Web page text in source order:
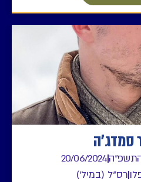
סמדג׳ה
התשפ"ה20/06/2024
רס"ל (במיל')